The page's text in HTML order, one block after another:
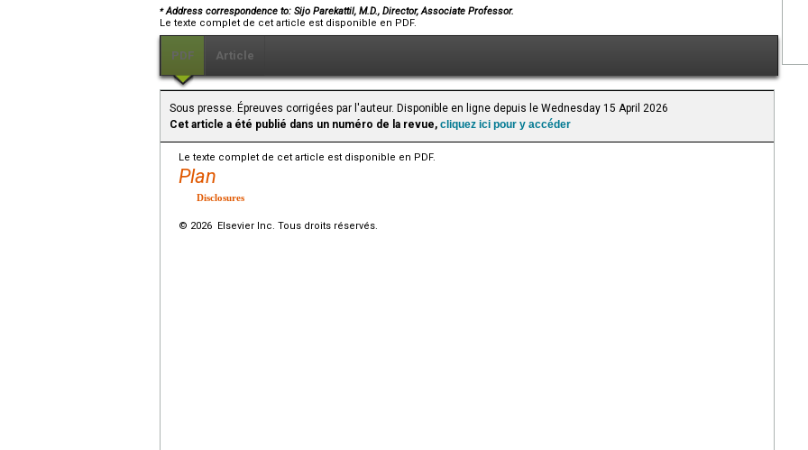
⁎Address correspondence to: Sijo Parekattil, M.D., Director, Associate Professor.
Le texte complet de cet article est disponible en PDF.
PDF Article
Sous presse. Épreuves corrigées par l'auteur. Disponible en ligne depuis le Wednesday 15 April 2026
Cet article a été publié dans un numéro de la revue, cliquez ici pour y accéder
Le texte complet de cet article est disponible en PDF.
Plan
Disclosures
© 2026 Elsevier Inc. Tous droits réservés.